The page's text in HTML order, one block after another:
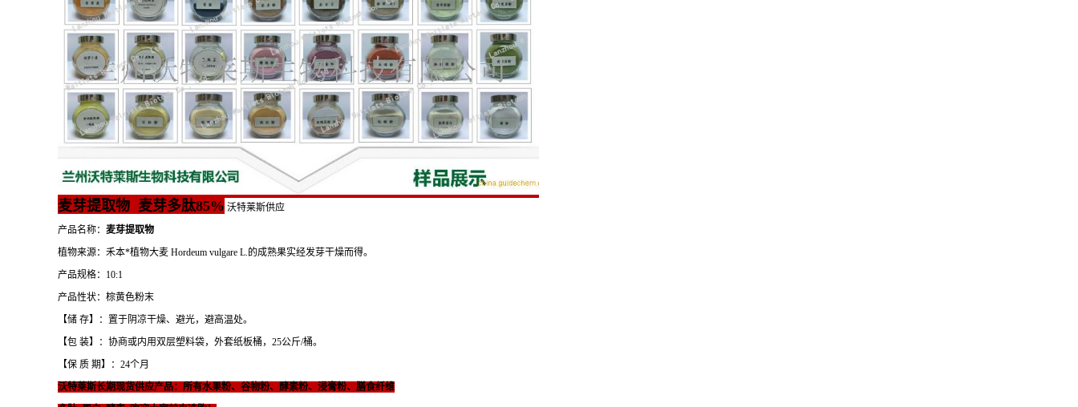
麦芽提取物 麦芽多肽85% 沃特莱斯供应
产品名称： 麦芽提取物
植物来源：禾本*植物大麦 Hordeum vulgare L.的成熟果实经发芽干燥而得。
产品规格：10:1
产品性状：棕黄色粉末
【储 存】：置于阴凉干燥、避光，避高温处。
【包 装】：协商或内用双层塑料袋，外套纸板桶，25公斤/桶。
【保 质 期】：24个月
沃特莱斯长期现货供应产品：所有水果粉、谷物粉、酵素粉、浸膏粉、膳食纤维